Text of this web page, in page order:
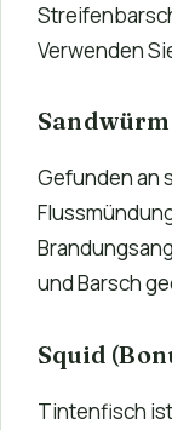
Verwenden
Gefunden an
und Barsch
Squid
Tintenfisch